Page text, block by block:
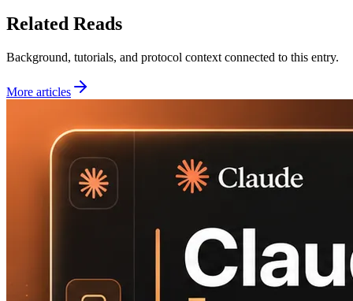
Related Reads
Background, tutorials, and protocol context connected to this entry.
More articles